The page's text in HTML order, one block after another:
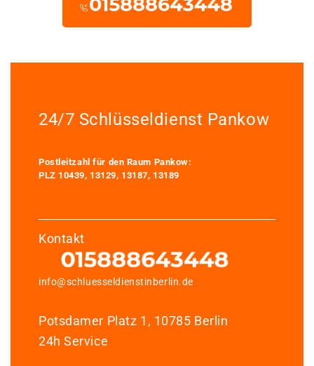
24/7 Schlüsseldienst Pankow
Postleitzahl für den Raum Pankow:
PLZ 10439, 13129, 13187, 13189
Kontakt
info@schluesseldienstinberlin.de
Potsdamer Platz 1, 10785 Berlin
24h Service